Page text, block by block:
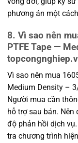
phương án một
8. Vì sao nên
PTFE Tape —
Vì sao nên mua
Medium Density –
Người mua cần
hỗ trợ sau bán.
độ phản hồi dịch
tra chương trình